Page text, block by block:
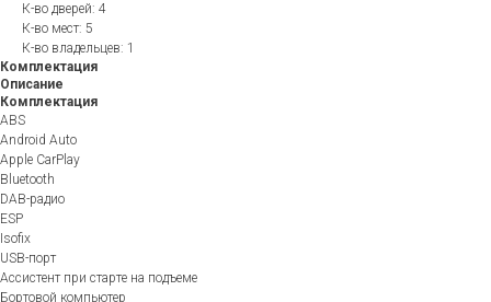
К-во дверей: 4
К-во мест: 5
К-во владельцев: 1
Комплектация
Описание
Комплектация
ABS
Android Auto
Apple CarPlay
Bluetooth
DAB-радио
ESP
Isofix
USB-порт
Ассистент при старте на подъеме
Бортовой компьютер